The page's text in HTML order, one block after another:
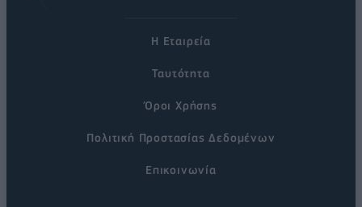
Η Εταιρεία
Ταυτότητα
Όροι Χρήσης
Πολιτική Προστασίας Δεδομένων
Επικοινωνία